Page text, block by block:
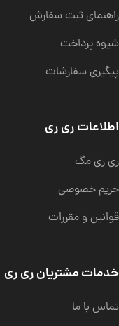
راهنمای ثبت سفارش
شیوه پرداخت
پیگیری سفارشات
اطلاعات ری ری
ری ری مگ
حریم خصوصی
قوانین و مقررات
خدمات مشتریان ری ری
تماس با ما